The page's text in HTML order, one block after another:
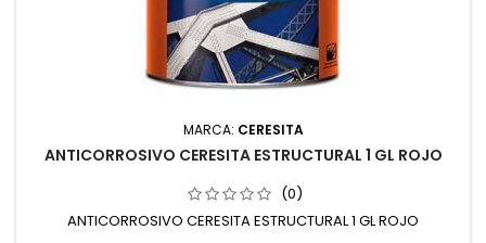
MARCA: CERESITA
ANTICORROSIVO CERESITA ESTRUCTURAL 1 GL ROJO
(0)
ANTICORROSIVO CERESITA ESTRUCTURAL 1 GL ROJO